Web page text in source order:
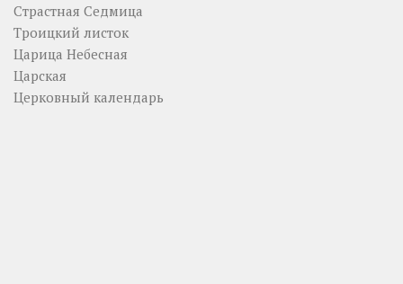
Страстная Седмица
Троицкий листок
Царица Небесная
Царская
Церковный календарь